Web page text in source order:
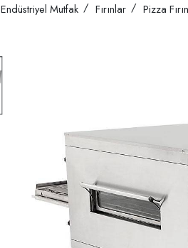
Endüstriyel Mutfak Fırınlar Pizza